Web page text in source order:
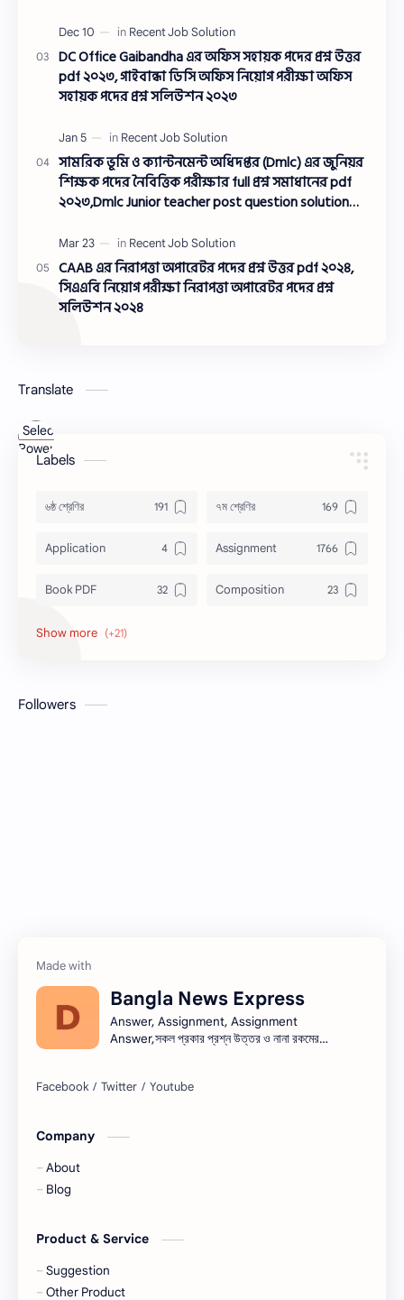
DC Office Gaibandha এর অফিস সহায়ক পদের প্রশ্ন উত্তর
pdf ২০২৩, গাইবান্ধা ডিসি অফিস নিয়োগ পরীক্ষা অফিস
সহায়ক পদের প্রশ্ন সলিউশন ২০২৩
সামরিক ভূমি ও ক্যান্টনমেন্ট অধিদপ্তর (Dmlc) এর জুনিয়র
শিক্ষক পদের নৈবিত্তিক পরীক্ষার full প্রশ্ন সমাধানের pdf
২০২৩,Dmlc Junior teacher post question solution
সমাধান ২০২৩
CAAB এর নিরাপত্তা অপারেটর পদের প্রশ্ন উত্তর pdf ২০২৪,
সিএএবি নিয়োগ পরীক্ষা নিরাপত্তা অপারেটর পদের প্রশ্ন
সলিউশন ২০২৪
Translate
Powered
Labels
৬ষ্ঠ শ্রেণির ৭ম শ্রেণির
Application Assignment
Book PDF Composition
Honors
Model Test
প্রতিবেদন
ভাষণ রচনা
সারাংশ ও সারমর্ম
Followers
Bangla News Express
Answer, Assignment, Assignment
Answer,সকল প্রকার প্রশ্ন উত্তর ও নানা রকমের
খবর (Job Circular) -
Company
About
Blog
Product & Service
Suggestion
Other Product